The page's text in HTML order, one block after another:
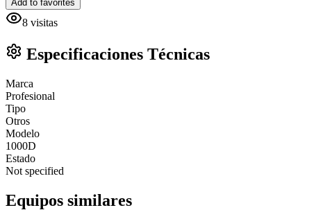
Add to favorites
8 visitas
Especificaciones Técnicas
Marca
Profesional
Tipo
Otros
Modelo
1000D
Estado
Not specified
Equipos similares